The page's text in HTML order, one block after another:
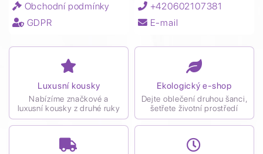
Obchodní podmínky
GDPR
+420602107381
E-mail
Luxusní kousky
Nabízíme značkové a
luxusní kousky z druhé ruky
Ekologický e-shop
Dejte oblečení druhou šanci,
šetřete životní prostředí